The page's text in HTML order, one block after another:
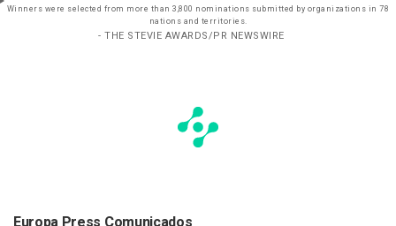
Winners were selected from more than 3,800 nominations submitted by organizations in 78
nations and territories.
- THE STEVIE AWARDS/PR NEWSWIRE